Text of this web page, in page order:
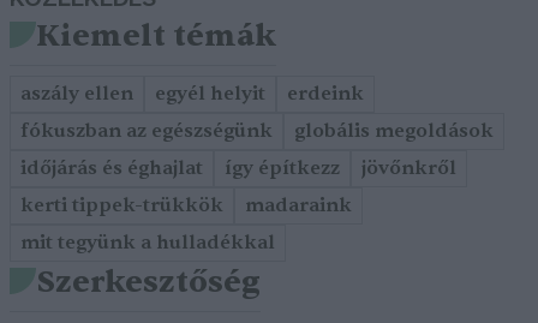
Kiemelt témák
aszály ellen egyél helyit
erdeink
fókuszban az egészségünk
globális megoldások
időjárás és éghajlat
így építkezz
jövőnkről
kerti tippek-trükkök
madaraink
mit tegyünk a hulladékkal
Szerkesztőség